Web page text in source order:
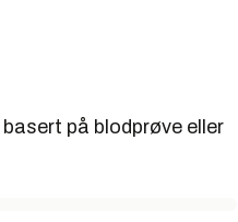
på blodprøve eller